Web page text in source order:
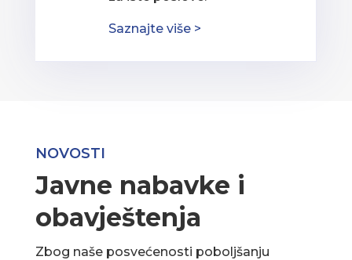
Saznajte više >
NOVOSTI
Javne nabavke i
obavještenja
Zbog naše posvećenosti poboljšanju